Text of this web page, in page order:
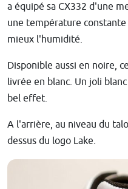
a équipé sa CX332 d'une
une température
mieux l'humidité.
Disponible aussi en noire,
livrée en blanc. Un joli
bel effet.
A l'arrière, au niveau du
dessus du logo Lake.